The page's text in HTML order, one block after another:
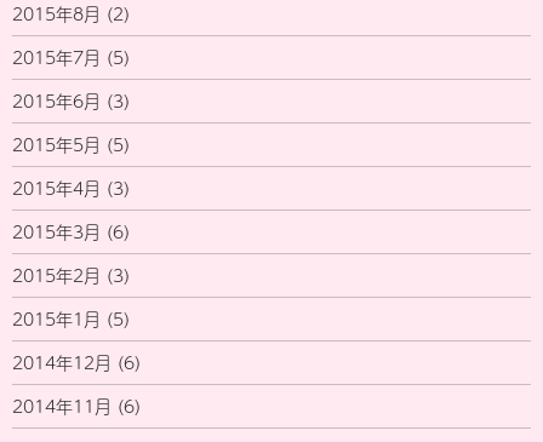
2015年8月 (2)
2015年7月 (5)
2015年6月 (3)
2015年5月 (5)
2015年4月 (3)
2015年3月 (6)
2015年2月 (3)
2015年1月 (5)
2014年12月 (6)
2014年11月 (6)